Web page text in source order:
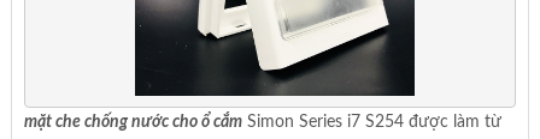
mặt che chống nước cho ổ cắmSimon Series i7 S254 được làm từ